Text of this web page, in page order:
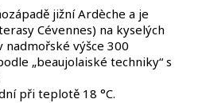
jižní Ardèche a je
Cévennes) na kyselých
nadmořské výšce 300
„beaujolaiské techniky“ s
při teplotě 18 °C.